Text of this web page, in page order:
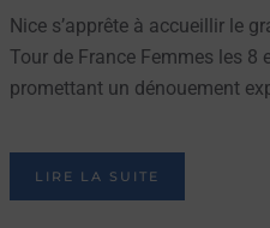
Nice s’apprête à accueillir le
Tour de France Femmes les 8
promettant un dénouement
LIRE LA SUITE